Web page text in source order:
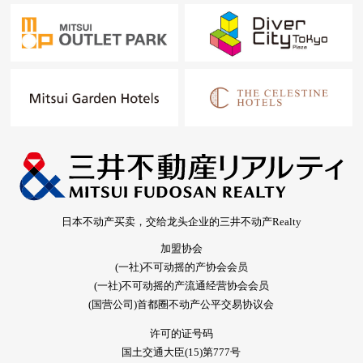
日本不动产买卖，交给龙头企业的三井不动产Realty
加盟协会
(一社)不可动摇的产协会会员
(一社)不可动摇的产流通经营协会会员
(国营公司)首都圈不动产公平交易协议会
许可的证号码
国土交通大臣(15)第777号